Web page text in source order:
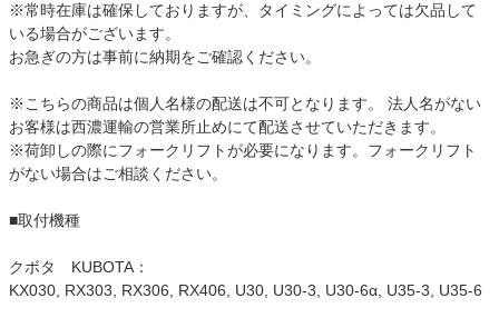
※常時在庫は確保しておりますが、タイミングによっては欠品して
いる場合がございます。
お急ぎの方は事前に納期をご確認ください。
※こちらの商品は個人名様の配送は不可となります。 法人名がない
お客様は西濃運輸の営業所止めにて配送させていただきます。
※荷卸しの際にフォークリフトが必要になります。フォークリフト
がない場合はご相談ください。
■取付機種
クボタ KUBOTA：
KX030, RX303, RX306, RX406, U30, U30-3, U30-6α, U35-3, U35-6